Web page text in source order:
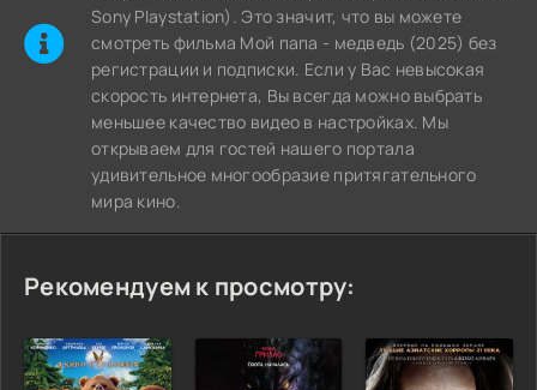
Sony Playstation). Это значит, что вы можете
cмотреть фильма Мой папа - медведь (2025) без
регистрации и подписки. Если у Вас невысокая
скорость интернета, Вы всегда можно выбрать
меньшее качество видео в настройках. Мы
открываем для гостей нашего портала
удивительное многообразие притягательного
мира кино.
Рекомендуем к просмотру: